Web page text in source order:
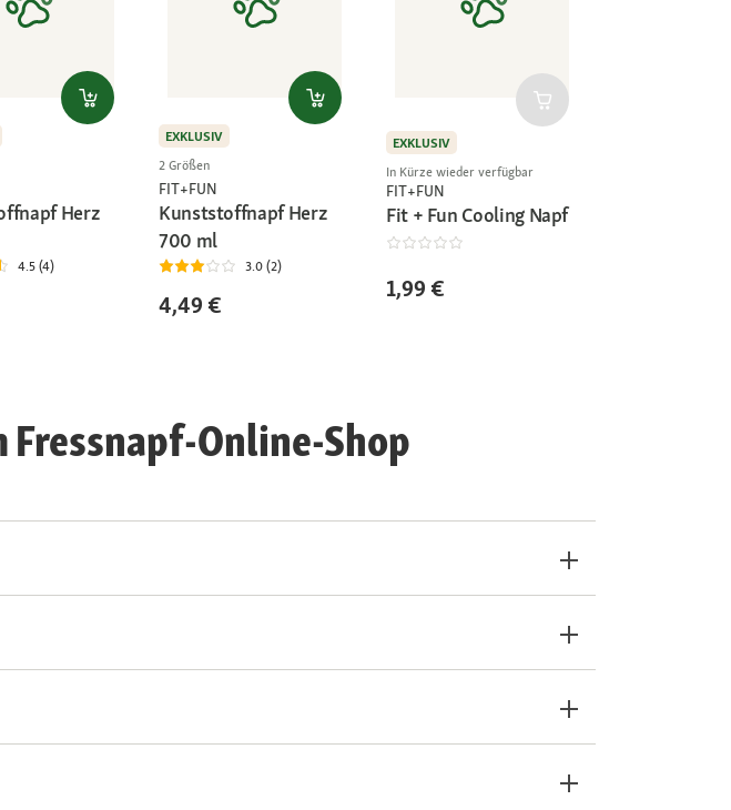
Herz
4.5 (4)
EXKLUSIV
2 Größen
FIT+FUN
Kunststoffnapf Herz
700 ml
3.0 (2)
4,49 €
EXKLUSIV
In Kürze wieder verfügbar
FIT+FUN
Fit + Fun Cooling Napf
1,99 €
Online-Shop